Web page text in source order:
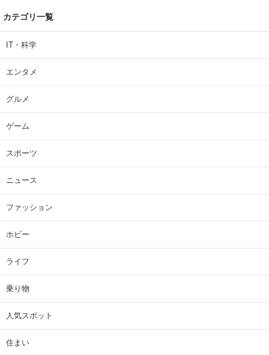
カテゴリ一覧
IT・科学
エンタメ
グルメ
ゲーム
スポーツ
ニュース
ファッション
ホビー
ライフ
乗り物
人気スポット
住まい